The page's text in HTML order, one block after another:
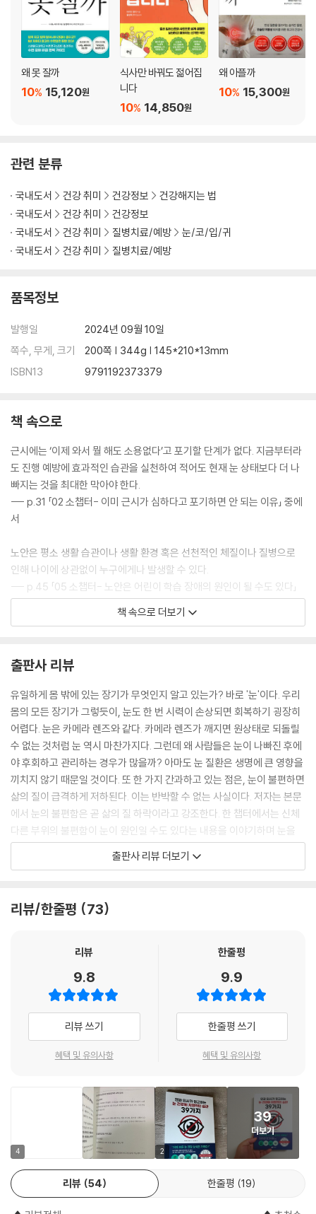
X 안구건조증을 해소하는 최선의 방법은 안약이다
O 안구건조증을 해소하는 최선의 방법은 눈물의 질을 높이는 것이다
X 콘택트렌즈 관리는 원스텝으로 충분하다
O 콘택트렌즈는 규칙에 따라 관리하고, 케이스를 청결하게 유지해야 한다
O 모든 콘택트렌즈는 필요할 때만 사용한다
17
X 눈이 가려울 때는 눈을 문지른다
O 눈이 가려울 때는 안약을 넣거나 눈가를 시원하게 해준다
O 선글라스는 2년에 한 번 점검한다
19
X 물을 한 번에 마신다
O 물은 조금씩 나눠 마신다
X 마사지나 경혈 자극은 시력 저하 방지와 시력 회복에 효과적이다
21
X 눈이 좋아서 검진을 받지 않는다
O 1년에 한 번 안과 검진을 받는다
X 누우면 바로 잠들어서 건강하다
O 약 10분 안에 잠들기가 건강의 척도다
3장 방치하면 위험한 눈의 증상
X 갑자기 시력이 나빠진 증상을 노안이라 생각하고 방치한다
O 노안이라고 방치하지 말고 다른 질환을 의심한다
24
X 갑자기 한쪽 눈이 안 보이는 증상을 방치한다
O 최대한 빨리 응급실로 간다
25
X 사물이 빛나 보이는 증상을 방치한다
O 광시증일 가능성이 있으므로 빠르게 대처한다
26
X 모기가 날아다니는 것처럼 보이는 증상을 방치한다
27
O 증상이 한쪽 눈에만 있으면 안과, 양쪽 눈에 있으면 신경외과를 간다
X 빛을 봤을 때 비정상적으로 눈부신 증상을 방치한다
O 안구건조증 대처에 효과가 없다면 백내장을 의심한다
X 눈이 침침할 때 침침한 눈 전용 안약을 사용한다
O 시판 안약은 질환을 근본적으로 치료하지 못한다
31
X 사물이 이중으로 보이는 증상을 방치한다
왜 못 잘까
15,120원
10%
식사만 바꿔도 젊어집
니다
14,850원
10%
왜 아플까
15,300원
10%
관련 분류
국내도서 건강 취미 건강정보
건강해지는 법
국내도서
건강 취미
건강정보
국내도서
건강 취미 질병치료/예방
눈/코/입/귀
국내도서
건강 취미 질병치료/예방
품목정보
발행일
2024년 09월 10일
쪽수, 무게, 크기
200쪽 | 344g | 145*210*13mm
ISBN13
9791192373379
책 속으로
근시에는 ‘이제 와서 뭘 해도 소용없다’고 포기할 단계가 없다. 지금부터라
도 진행 예방에 효과적인 습관을 실천하여 적어도 현재 눈 상태보다 더 나
빠지는 것을 최대한 막아야 한다.
--- p.31 「02 소챕터- 이미 근시가 심하다고 포기하면 안 되는 이유」 중에
서
노안은 평소 생활 습관이나 생활 환경 혹은 선천적인 체질이나 질병으로
인해 나이에 상관없이 누구에게나 발생할 수 있다.
--- p.45 「05 소챕터- 노안은 어린이 학습 장애의 원인이 될 수도 있다」
중에서
금, 눈을 씻는 것은 오히려 소중한 눈물을 씻어내는 ‘눈에 좋지 않은 습
관’이다.
--- p.71 「10 소챕터- 눈을 보호하는 소중한 눈물을 씻어낸다」 중에서
‘오래된 안약은 감염의 원흉’이라는 말을 명심하고, 약액이 남아 있더라도
한 달이 지나면 주저 없이 교체하는 것이 좋다.
--- p.81 「13 소챕터- 오래된 안약은 '세균 배양액'으로 변질되고 있다」 중
에서
일반인들이 생각하는 것보다 훨씬 더 많은 질환이 눈의 피로에서 비롯되었
을 확률이 높다. 만약 도저히 해결할 수 없는 질환으로 고민하고 있다면, 우
선 눈의 피로부터 해결해 볼 필요가 있다.
책 속으로 더보기
출판사 리뷰
유일하게 몸 밖에 있는 장기가 무엇인지 알고 있는가? 바로 '눈'이다. 우리
몸의 모든 장기가 그렇듯이, 눈도 한 번 시력이 손상되면 회복하기 굉장히
어렵다. 눈은 카메라 렌즈와 같다. 카메라 렌즈가 깨지면 원상태로 되돌릴
수 없는 것처럼 눈 역시 마찬가지다. 그런데 왜 사람들은 눈이 나빠진 후에
야 후회하고 관리하는 경우가 많을까? 아마도 눈 질환은 생명에 큰 영향을
끼치지 않기 때문일 것이다. 또 한 가지 간과하고 있는 점은, 눈이 불편하면
삶의 질이 급격하게 저하된다. 이는 반박할 수 없는 사실이다. 저자는 본문
에서 눈의 불편함은 곧 삶의 질 하락이라고 강조한다. 한 챕터에서는 신체
다른 부위의 불편함이 눈이 원인일 수도 있다는 내용을 이야기하며 눈을
왜, 어떻게 보호해야 하는지 설명한다.
강 상식 모음집'이다. 눈에 대해 궁금했던 내용들, 여러 상식과 지식, 좋은
믿고 실천한다면, 더 이상 눈이 나빠질 일은 없다. 시력이 좋은 사람은 평생
욕구가 샘솟지 않는가? 그 해답은 이 책에서 찾길 바란다.
내 눈이 소중하다면, 평생 지키고 싶다면 지금 당장 이 책을 펼쳐보라. 눈에
대한 모든 궁금증을 해소할 수 있을 뿐만 아니라 여러 위협으로부터 당신
의 눈을 안전하게 지킬 수 있을 것이다.
출판사 리뷰 더보기
리뷰/한줄평 73
리뷰
9.8
리뷰 쓰기
혜택 및 유의사항
한줄평
9.9
한줄평 쓰기
혜택 및 유의사항
4 2
39
더보기
리뷰 54 한줄평 19